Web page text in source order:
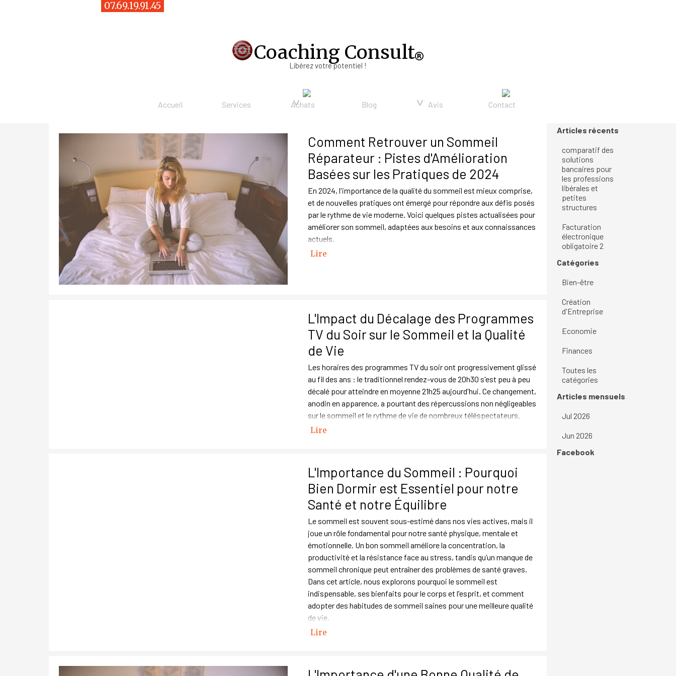
07.69.19.91.45
, c'est entreprendre autrement, mais ensemble !
Coaching Consult
Libérez votre potentiel !
Accueil
Services ▼
Achats ▼
Blog ▼
Avis Contact
Comment Retrouver un Sommeil
Réparateur : Pistes d'Amélioration
Basées sur les Pratiques de 2024
En 2024, l'importance de la qualité du sommeil est mieux comprise,
et de nouvelles pratiques ont émergé pour répondre aux défis posés
par le rythme de vie moderne. Voici quelques pistes actualisées pour
améliorer son sommeil, adaptées aux besoins et aux connaissances
actuels.
Lire
L'Impact du Décalage des Programmes
TV du Soir sur le Sommeil et la Qualité
de Vie
Les horaires des programmes TV du soir ont progressivement glissé
au fil des ans : le traditionnel rendez-vous de 20h30 s'est peu à peu
décalé pour atteindre en moyenne 21h25 aujourd'hui. Ce changement,
anodin en apparence, a pourtant des répercussions non négligeables
sur le sommeil et le rythme de vie de nombreux téléspectateurs.
Lire
L'Importance du Sommeil : Pourquoi
Bien Dormir est Essentiel pour notre
Santé et notre Équilibre
Le sommeil est souvent sous-estimé dans nos vies actives, mais il
joue un rôle fondamental pour notre santé physique, mentale et
émotionnelle. Un bon sommeil améliore la concentration, la
productivité et la résistance face au stress, tandis qu’un manque de
sommeil chronique peut entraîner des problèmes de santé graves.
Dans cet article, nous explorons pourquoi le sommeil est
indispensable, ses bienfaits pour le corps et l'esprit, et comment
adopter des habitudes de sommeil saines pour une meilleure qualité
de vie.
Lire
Sauter le bloc Articles récents
Articles récents
comparatif des
solutions
bancaires pour
les professions
libérales et
petites
structures
Facturation
électronique
obligatoire 2
Sauter le bloc Catégories
Catégories
Bien-être
Création
d'Entreprise
Economie
Finances
Toutes les
catégories
Sauter le bloc Articles mensuels
Articles mensuels
Jul 2026
Jun 2026
Sauter le bloc Facebook
Facebook